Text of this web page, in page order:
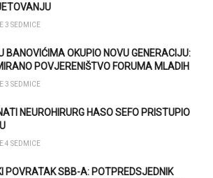
3 SEDMICE
BANOVIĆIMA OKUPIO NOVU GENERACIJU:
POVJERENIŠTVO FORUMA MLADIH
3 SEDMICE
NEUROHIRURG HASO SEFO PRISTUPIO
4 SEDMICE
POVRATAK SBB-A: POTPREDSJEDNIK